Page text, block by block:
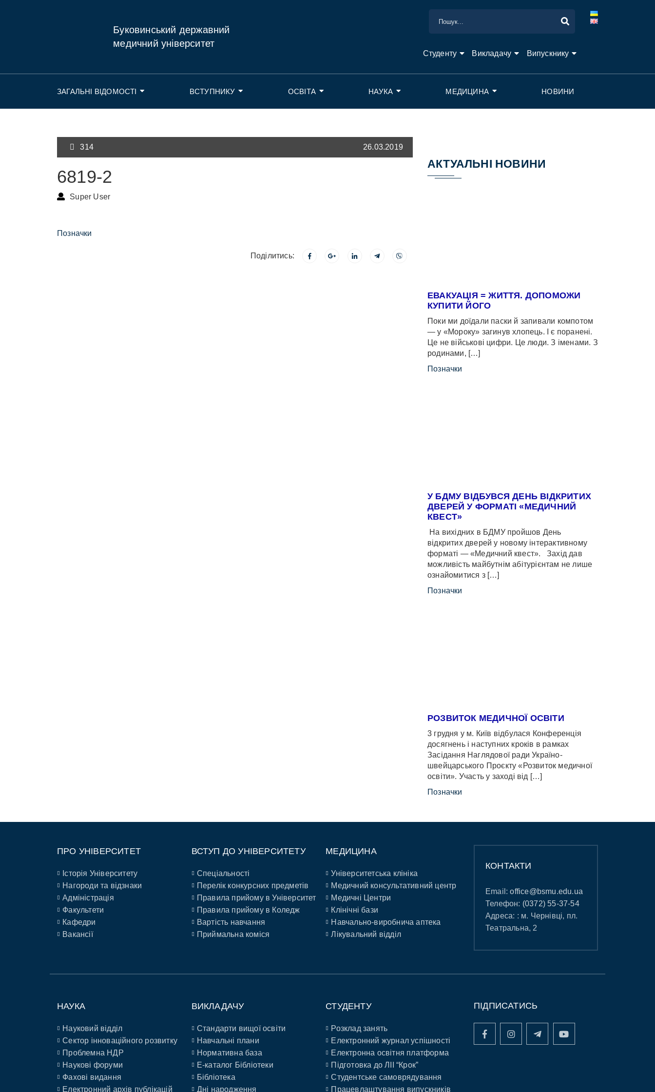
Буковинський державний
медичний університет
Студенту Викладачу Випускнику
ЗАГАЛЬНІ ВІДОМОСТІ ВСТУПНИКУ ОСВІТА НАУКА МЕДИЦИНА НОВИНИ
314 26.03.2019
6819-2
Super User
Позначки
Поділитись:
АКТУАЛЬНІ НОВИНИ
ЕВАКУАЦІЯ = ЖИТТЯ. ДОПОМОЖИ
КУПИТИ ЙОГО
Поки ми доїдали паски й запивали компотом
— у «Мороку» загинув хлопець. І є поранені.
Це не військові цифри. Це люди. З іменами. З
родинами, […]
Позначки
У БДМУ ВІДБУВСЯ ДЕНЬ ВІДКРИТИХ
ДВЕРЕЙ У ФОРМАТІ «МЕДИЧНИЙ
КВЕСТ»
На вихідних в БДМУ пройшов День
відкритих дверей у новому інтерактивному
форматі — «Медичний квест». Захід дав
можливість майбутнім абітурієнтам не лише
ознайомитися з […]
Позначки
РОЗВИТОК МЕДИЧНОЇ ОСВІТИ
3 грудня у м. Київ відбулася Конференція
досягнень і наступних кроків в рамках
Засідання Наглядової ради Україно-
швейцарського Проєкту «Розвиток медичної
освіти». Участь у заході від […]
Позначки
ПРО УНІВЕРСИТЕТ
Історія Університету
Нагороди та відзнаки
Адміністрація
Факультети
Кафедри
Вакансії
ВСТУП ДО УНІВЕРСИТЕТУ
Спеціальності
Перелік конкурсних предметів
Правила прийому в Університет
Правила прийому в Коледж
Вартість навчання
Приймальна коміся
МЕДИЦИНА
Університетська клініка
Медичний консультативний центр
Медичні Центри
Клінічні бази
Навчально-виробнича аптека
Лікувальний відділ
КОНТАКТИ
Email:office@bsmu.edu.ua
Телефон: (0372) 55-37-54
Адреса: : м. Чернівці, пл.
Театральна, 2
НАУКА
Науковий відділ
Сектор інноваційного розвитку
Проблемна НДР
Наукові форуми
Фахові видання
Електронний архів публікацій
ВИКЛАДАЧУ
Стандарти вищої освіти
Навчальні плани
Нормативна база
E-каталог Бібліотеки
Бібліотека
Дні народження
СТУДЕНТУ
Розклад занять
Електронний журнал успішності
Електронна освітня платформа
Підготовка до ЛІІ “Крок”
Студентське самоврядування
Працевлаштування випускників
ПІДПИСАТИСЬ